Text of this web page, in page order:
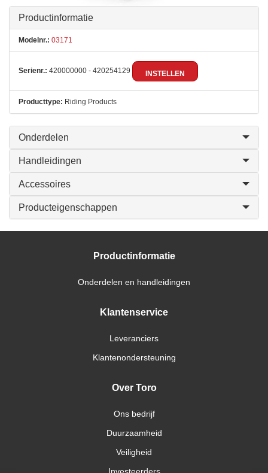
Productinformatie
Modelnr.: 03171
Serienr.: 420000000 - 420254129 INSTELLEN
Producttype: Riding Products
Onderdelen
Handleidingen
Accessoires
Producteigenschappen
Productinformatie
Onderdelen en handleidingen
Klantenservice
Leveranciers
Klantenondersteuning
Over Toro
Ons bedrijf
Duurzaamheid
Veiligheid